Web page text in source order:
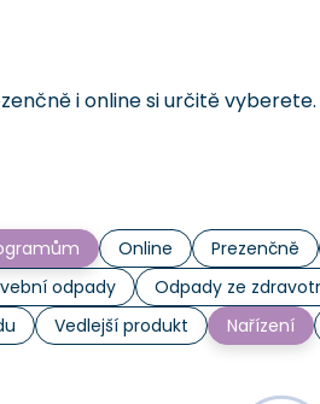
i online si určitě vyberete.
Online Prezenčně
odpady Odpady ze
Vedlejší produkt Nařízení